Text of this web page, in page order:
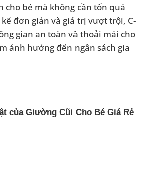
cho bé mà không cần tốn quá
đơn giản và giá trị vượt trội, C-
gian an toàn và thoải mái cho
ảnh hưởng đến ngân sách gia
của Giường Cũi Cho Bé Giá Rẻ